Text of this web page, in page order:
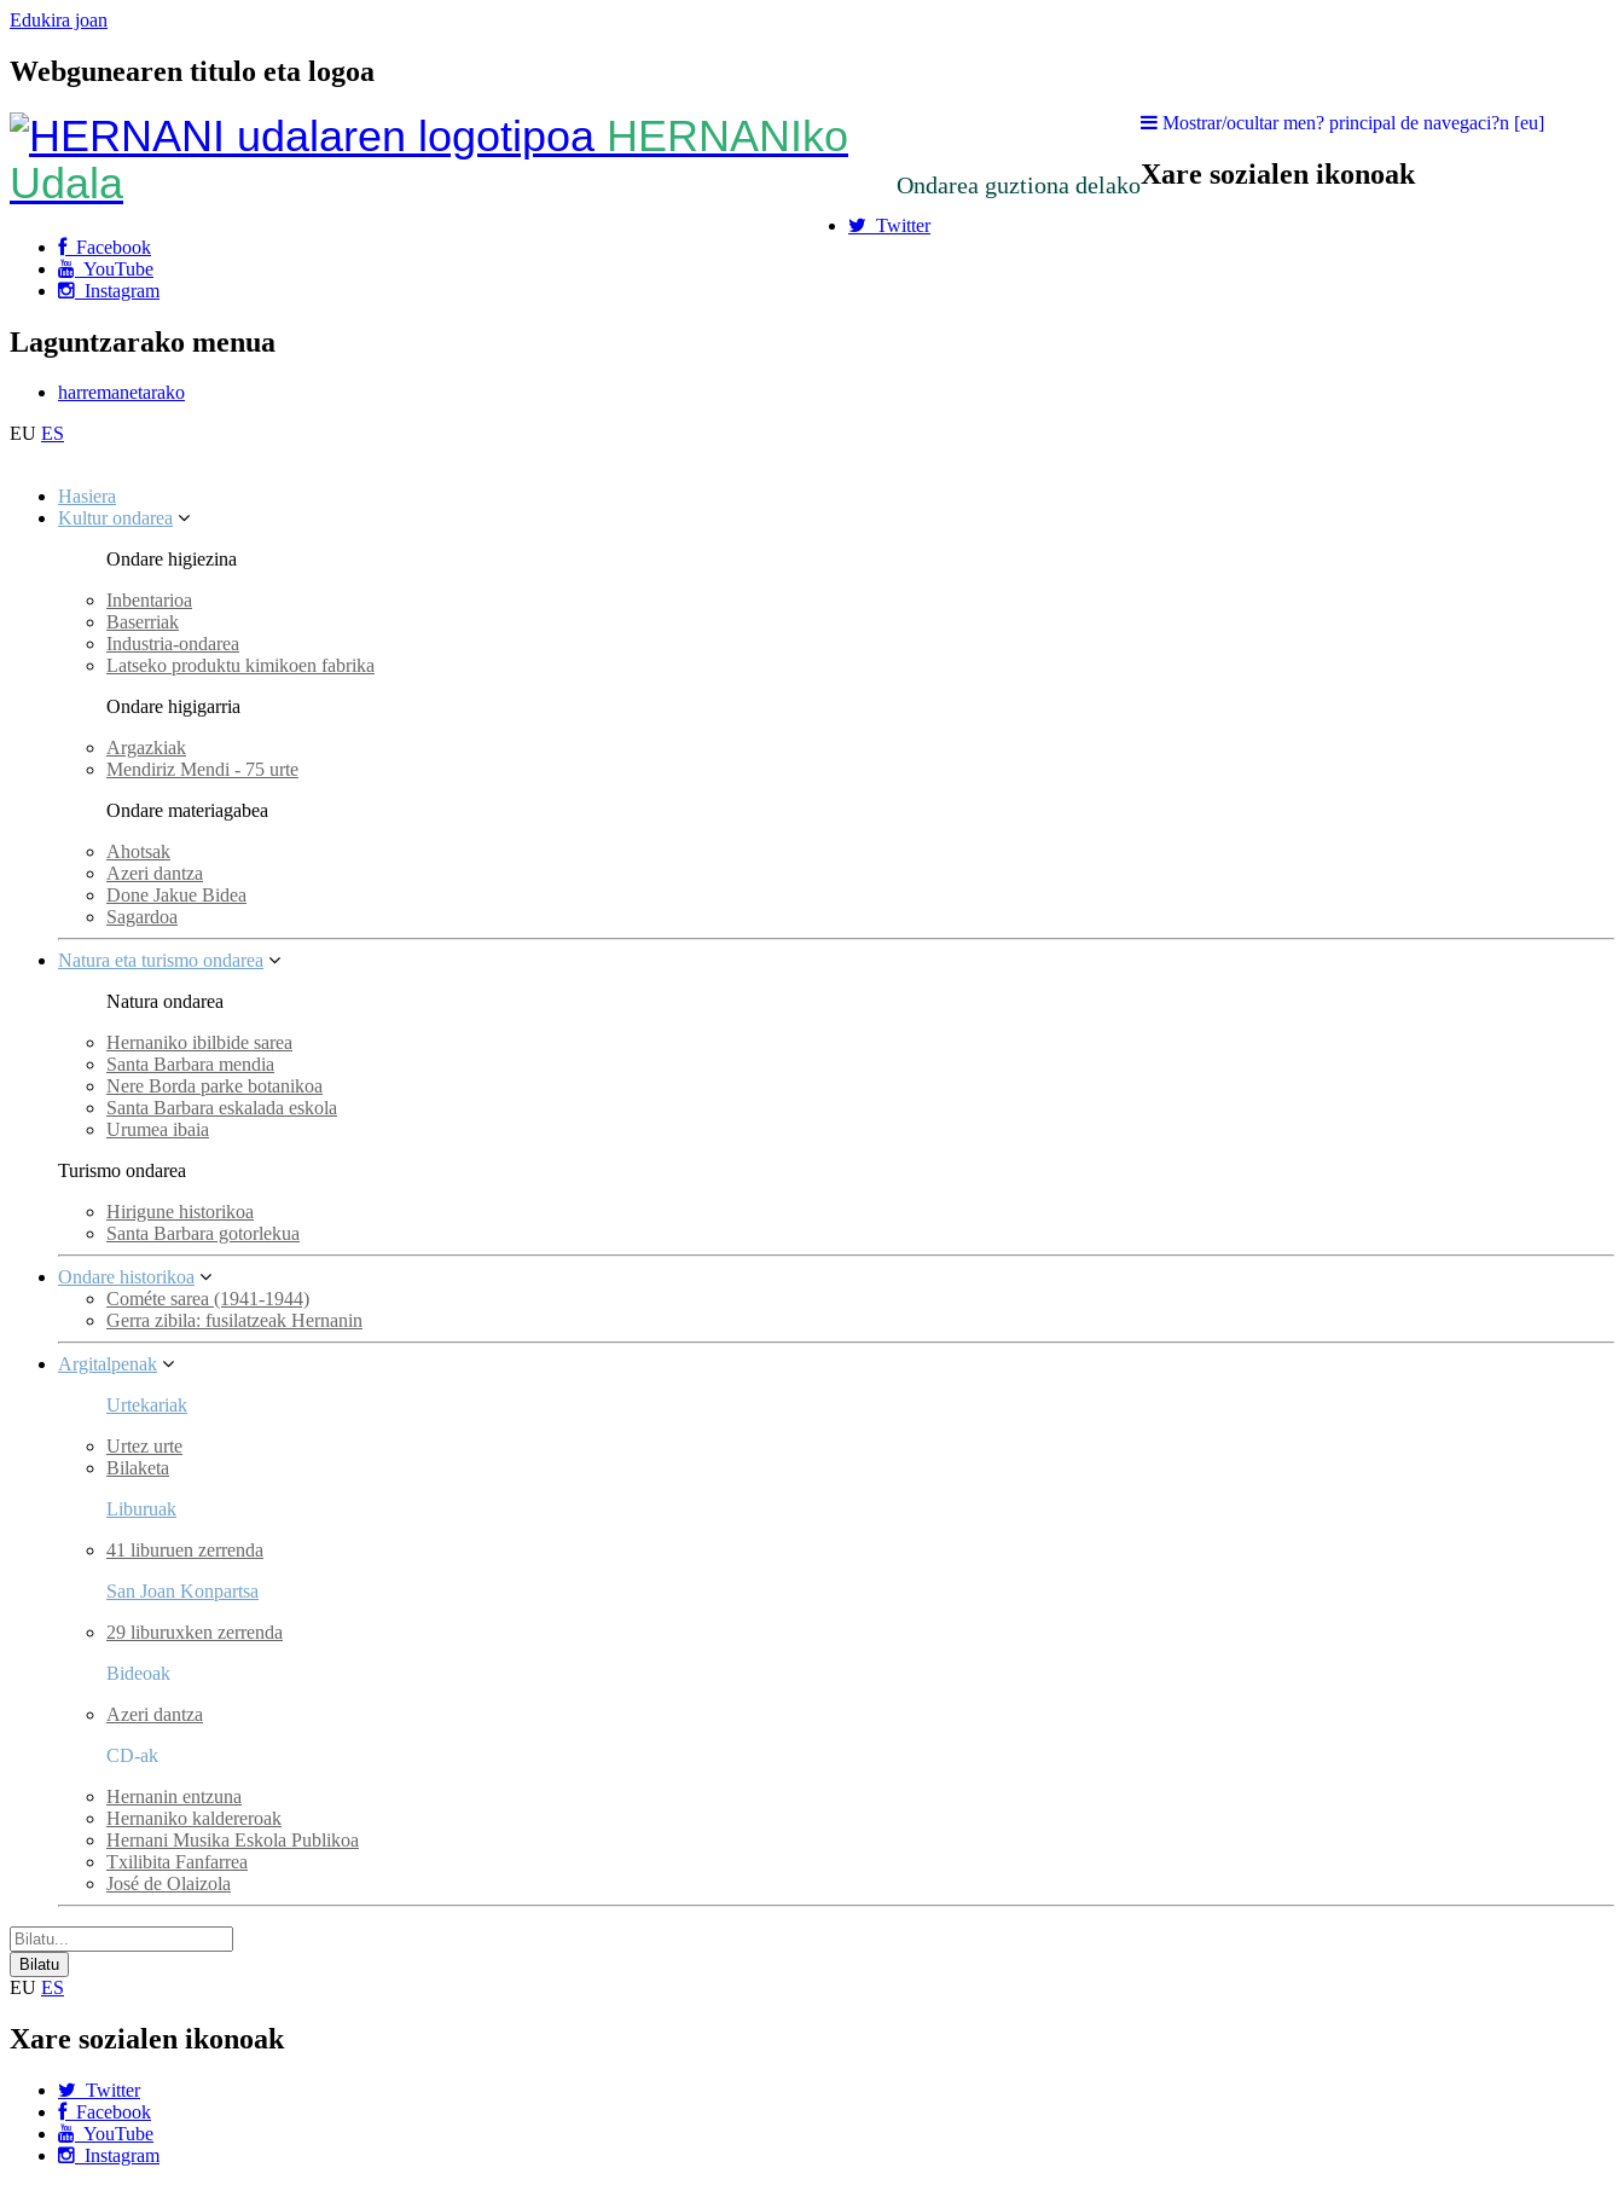
Edukira joan
Webgunearen titulo eta logoa
HERNANIko
Udala
Ondarea guztiona delako
Mostrar/ocultar men? principal de navegaci?n [eu]
Xare sozialen ikonoak
Twitter
Facebook
YouTube
Instagram
Laguntzarako menua
harremanetarako
EU ES
Hasiera
Kultur ondarea
Ondare higiezina
Inbentarioa
Baserriak
Industria-ondarea
Latseko produktu kimikoen fabrika
Ondare higigarria
Argazkiak
Mendiriz Mendi - 75 urte
Ondare materiagabea
Ahotsak
Azeri dantza
Done Jakue Bidea
Sagardoa
Natura eta turismo ondarea
Natura ondarea
Hernaniko ibilbide sarea
Santa Barbara mendia
Nere Borda parke botanikoa
Santa Barbara eskalada eskola
Urumea ibaia
Turismo ondarea
Hirigune historikoa
Santa Barbara gotorlekua
Ondare historikoa
Cométe sarea (1941-1944)
Gerra zibila: fusilatzeak Hernanin
Argitalpenak
Urtekariak
Urtez urte
Bilaketa
Liburuak
41 liburuen zerrenda
San Joan Konpartsa
29 liburuxken zerrenda
Bideoak
Azeri dantza
CD-ak
Hernanin entzuna
Hernaniko kaldereroak
Hernani Musika Eskola Publikoa
Txilibita Fanfarrea
José de Olaizola
EU ES
Xare sozialen ikonoak
Twitter
Facebook
YouTube
Instagram